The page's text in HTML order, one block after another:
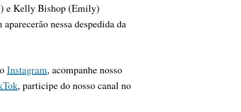
e Kelly Bishop (Emily)
nessa despedida da
Instagram, acompanhe nosso
, participe do nosso canal no